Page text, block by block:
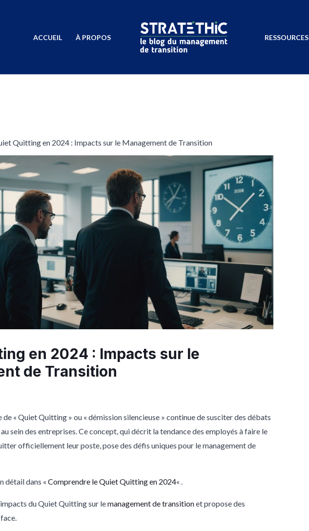
ACCUEIL À PROPOS RESSOURCES
Quitting en 2024 : Impacts sur le Management de Transition
en 2024 : Impacts sur le
de Transition
de « Quiet Quitting » ou « démission silencieuse » continue de susciter des débats
sein des entreprises. Ce concept, qui décrit la tendance des employés à faire le
officiellement leur poste, pose des défis uniques pour le management de
détail dans « Comprendre le Quiet Quitting en 2024« .
du Quiet Quitting sur lemanagement de transitionet propose des